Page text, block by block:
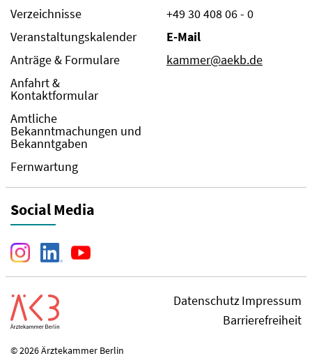
Verzeichnisse
Veranstaltungskalender
Anträge & Formulare
Anfahrt &
Kontaktformular
Amtliche
Bekanntmachungen und
Bekanntgaben
Fernwartung
+49 30 408 06 - 0
E-Mail
kammer@aekb.de
Social Media
DatenschutzImpressum
Barrierefreiheit
© 2026 Ärztekammer Berlin